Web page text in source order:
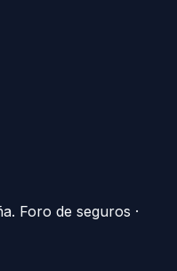
. Foro de seguros ·